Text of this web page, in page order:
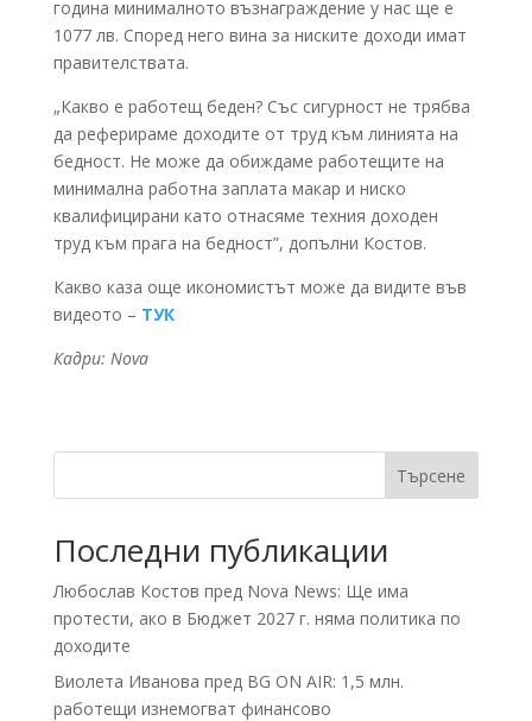
година минималното възнаграждение у нас ще е
1077 лв. Според него вина за ниските доходи имат
правителствата.
„Какво е работещ беден? Със сигурност не трябва
да реферираме доходите от труд към линията на
бедност. Не може да обиждаме работещите на
минимална работна заплата макар и ниско
квалифицирани като отнасяме техния доходен
труд към прага на бедност”, допълни Костов.
Какво каза още икономистът може да видите във
видеото – ТУК
Кадри: Nova
Търсене
Последни публикации
Любослав Костов пред Nova News: Ще има
протести, ако в Бюджет 2027 г. няма политика по
доходите
Виолета Иванова пред BG ON AIR: 1,5 млн.
работещи изнемогват финансово